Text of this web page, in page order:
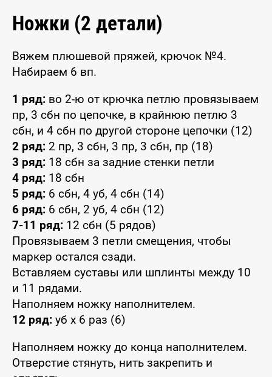
Ножки (2 детали)
Вяжем плюшевой пряжей, крючок №4.
Набираем 6 вп.
1 ряд: во 2-ю от крючка петлю провязываем
пр, 3 сбн по цепочке, в крайнюю петлю 3
сбн, и 4 сбн по другой стороне цепочки (12)
2 ряд: 2 пр, 3 сбн, 3 пр, 3 сбн, пр (18)
3 ряд: 18 сбн за задние стенки петли
4 ряд: 18 сбн
5 ряд: 6 сбн, 4 уб, 4 сбн (14)
6 ряд: 6 сбн, 2 уб, 4 сбн (12)
7-11 ряд: 12 сбн (5 рядов)
Провязываем 3 петли смещения, чтобы
маркер остался сзади.
Вставляем суставы или шплинты между 10
и 11 рядами.
Наполняем ножку наполнителем.
12 ряд: уб x 6 раз (6)
Наполняем ножку до конца наполнителем.
Отверстие стянуть, нить закрепить и